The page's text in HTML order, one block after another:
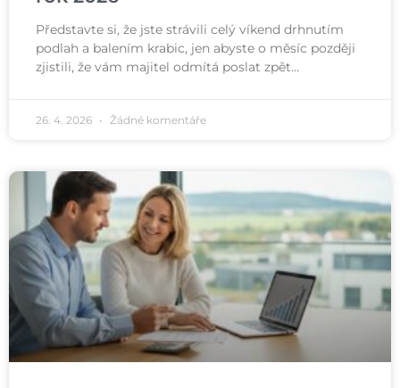
Představte si, že jste strávili celý víkend drhnutím
podlah a balením krabic, jen abyste o měsíc později
zjistili, že vám majitel odmítá poslat zpět…
26. 4. 2026 Žádné komentáře